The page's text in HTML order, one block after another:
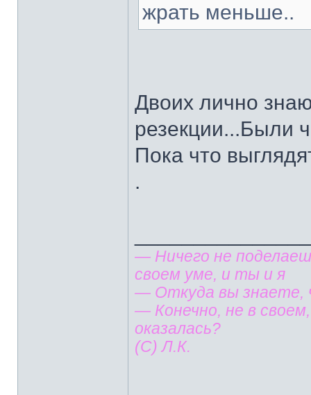
жрать меньше..
Двоих лично
резекции...Были
Пока что
.
— Ничего не
своем уме, и ты и я
— Откуда вы знаете,
— Конечно, не в
оказалась?
(С) Л.К.